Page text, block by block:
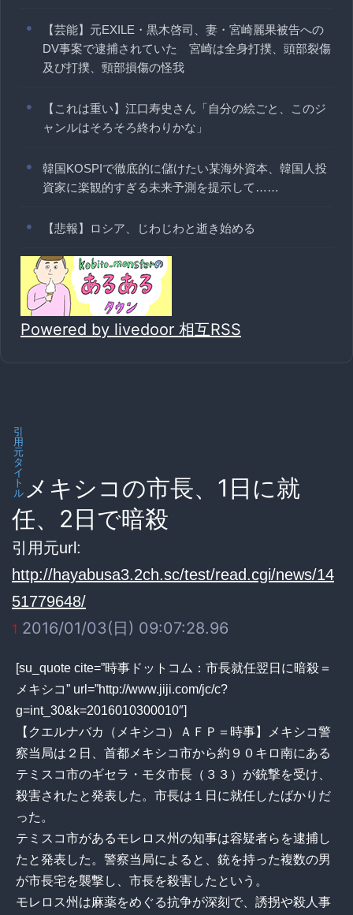
【芸能】元EXILE・黒木啓司、妻・宮崎麗果被告への
DV事案で逮捕されていた 宮崎は全身打撲、頭部裂傷
及び打撲、頸部損傷の怪我
【これは重い】江口寿史さん「自分の絵ごと、このジ
ャンルはそろそろ終わりかな」
韓国KOSPIで徹底的に儲けたい某海外資本、韓国人投
資家に楽観的すぎる未来予測を提示して……
【悲報】ロシア、じわじわと逝き始める
Powered by livedoor 相互RSS
引
用
元
タ
イ
ト
ル メキシコの市長、1日に就
任、2日で暗殺
引用元url:
http://hayabusa3.2ch.sc/test/read.cgi/news/14
51779648/
1 2016/01/03(日) 09:07:28.96
[su_quote cite=”時事ドットコム：市長就任翌日に暗殺＝
メキシコ” url=”http://www.jiji.com/jc/c?
g=int_30&k=2016010300010″]
【クエルナバカ（メキシコ）ＡＦＰ＝時事】メキシコ警
察当局は２日、首都メキシコ市から約９０キロ南にある
テミスコ市のギセラ・モタ市長（３３）が銃撃を受け、
殺害されたと発表した。市長は１日に就任したばかりだ
った。
テミスコ市があるモレロス州の知事は容疑者らを逮捕し
たと発表した。警察当局によると、銃を持った複数の男
が市長宅を襲撃し、市長を殺害したという。
モレロス州は麻薬をめぐる抗争が深刻で、誘拐や殺人事